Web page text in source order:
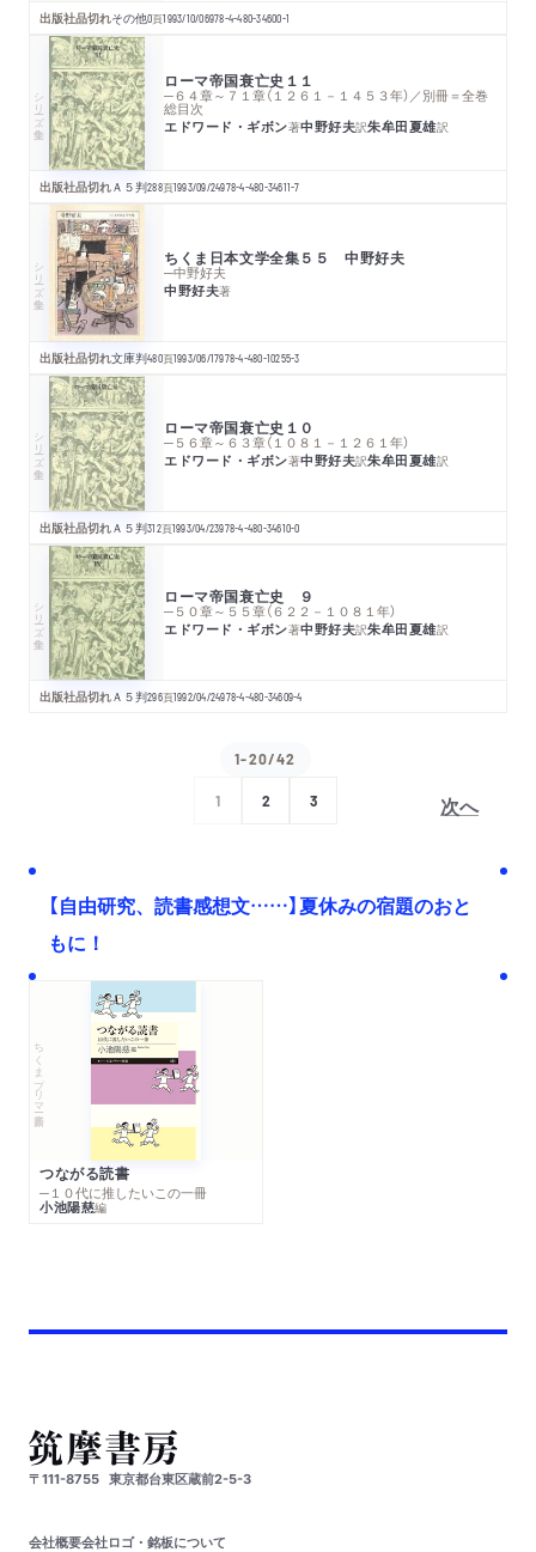
出版社品切れその他0頁1993/10/06978-4-480-34600-1
シリーズ・全集
ローマ帝国衰亡史１１
─６４章～７１章（１２６１－１４５３年）／別冊＝全巻
総目次
エドワード・ギボン著中野好夫訳朱牟田夏雄訳
出版社品切れＡ５判288頁1993/09/24978-4-480-34611-7
シリーズ・全集 ちくま日本文学全集５５ 中野好夫
─中野好夫
中野好夫著
出版社品切れ文庫判480頁1993/06/17978-4-480-10255-3
シリーズ・全集 ローマ帝国衰亡史１０
─５６章～６３章（１０８１－１２６１年）
エドワード・ギボン著中野好夫訳朱牟田夏雄訳
出版社品切れＡ５判312頁1993/04/23978-4-480-34610-0
シリーズ・全集 ローマ帝国衰亡史 ９
─５０章～５５章（６２２－１０８１年）
エドワード・ギボン著中野好夫訳朱牟田夏雄訳
出版社品切れＡ５判296頁1992/04/24978-4-480-34609-4
1-20/42
1 2 3 次へ
【自由研究、読書感想文……】夏休みの宿題のおと
もに！
ちくまプリマー新書
つながる読書
─１０代に推したいこの一冊
小池陽慈編
〒111-8755 東京都台東区蔵前2-5-3
会社概要会社ロゴ・銘板について